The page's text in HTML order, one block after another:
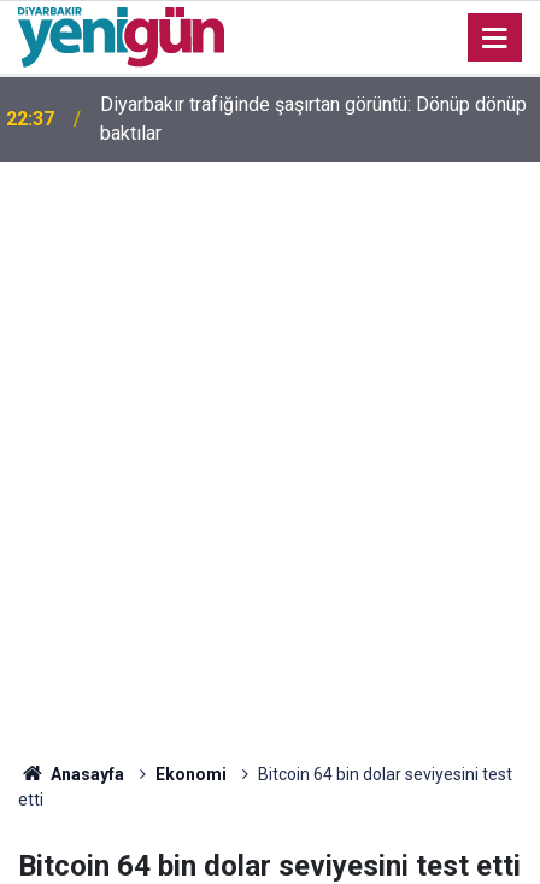
22:37
Diyarbakır trafiğinde şaşırtan görüntü: Dönüp dönüp
baktılar
Anasayfa Ekonomi
Bitcoin 64 bin dolar seviyesini test
etti
Bitcoin 64 bin dolar seviyesini test etti